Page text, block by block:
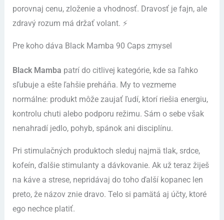
porovnaj cenu, zloženie a vhodnosť. Dravosť je fajn, ale
zdravý rozum má držať volant. ⚡
Pre koho dáva Black Mamba 90 Caps zmysel
Black Mamba patrí do citlivej kategórie, kde sa ľahko
sľubuje a ešte ľahšie preháňa. My to vezmeme
normálne: produkt môže zaujať ľudí, ktorí riešia energiu,
kontrolu chuti alebo podporu režimu. Sám o sebe však
nenahradí jedlo, pohyb, spánok ani disciplínu.
Pri stimulačných produktoch sleduj najmä tlak, srdce,
kofeín, ďalšie stimulanty a dávkovanie. Ak už teraz žiješ
na káve a strese, nepridávaj do toho ďalší kopanec len
preto, že názov znie dravo. Telo si pamätá aj účty, ktoré
ego nechce platiť.